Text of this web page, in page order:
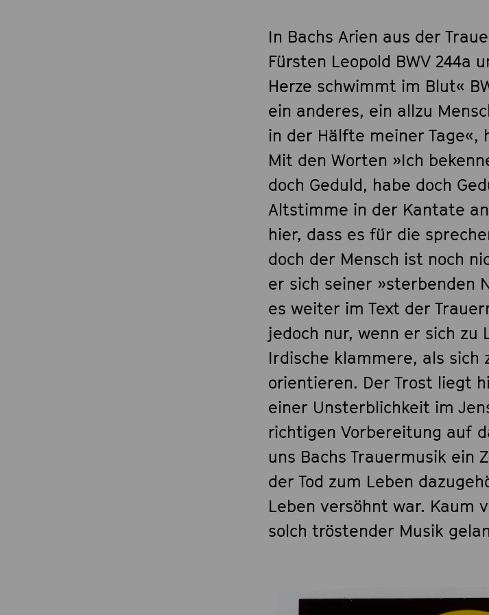
In Bachs Arien aus der
Fürsten Leopold BWV 244a
Herze schwimmt im Blut«
ein anderes, ein allzu
in der Hälfte meiner Tage«,
Mit den Worten »Ich
doch Geduld, habe doch
Altstimme in der Kantate
hier, dass es für die
doch der Mensch ist noch
er sich seiner »sterbenden
es weiter im Text der
jedoch nur, wenn er sich zu
Irdische klammere, als sich
orientieren. Der Trost liegt
einer Unsterblichkeit im
richtigen Vorbereitung auf
uns Bachs Trauermusik ein
der Tod zum Leben
Leben versöhnt war. Kaum
solch tröstender Musik